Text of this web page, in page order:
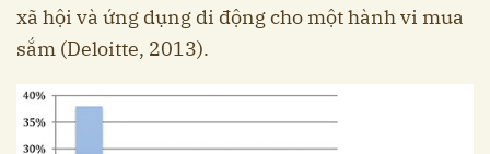
xã hội và ứng dụng di động cho một hành vi mua
sắm (Deloitte, 2013).